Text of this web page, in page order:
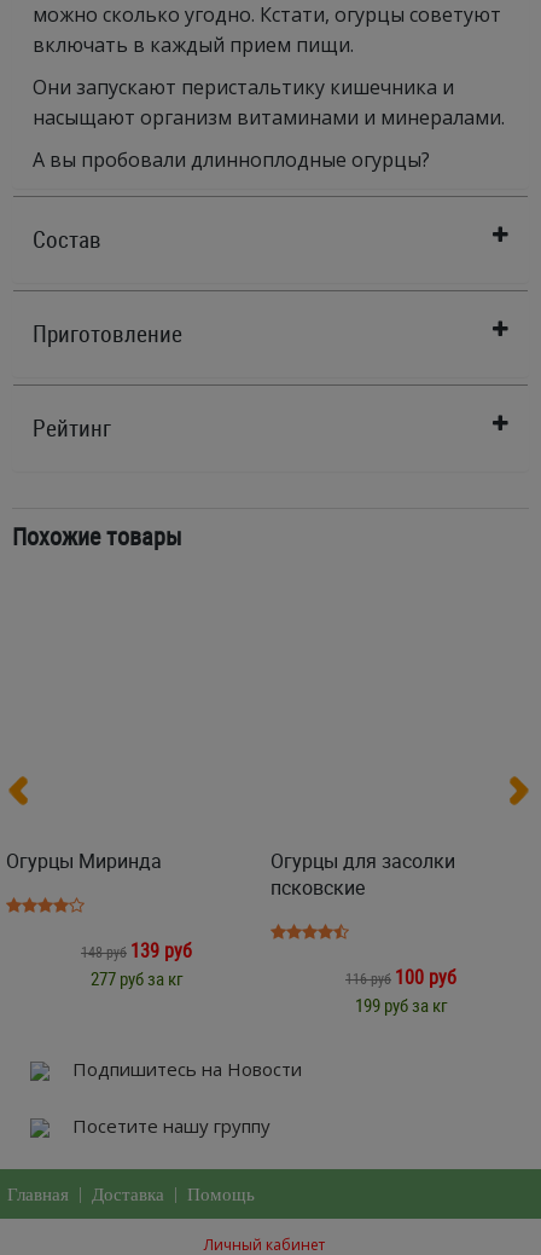
можно сколько угодно. Кстати, огурцы советуют
включать в каждый прием пищи.
Они запускают перистальтику кишечника и
насыщают организм витаминами и минералами.
А вы пробовали длинноплодные огурцы?
Состав
Приготовление
Рейтинг
Похожие товары
Огурцы Миринда
148 руб 139 руб
277 руб за кг
Огурцы для засолки
псковские
116 руб 100 руб
199 руб за кг
Подпишитесь на Новости
Посетите нашу группу
Главная Доставка Помощь
Личный кабинет